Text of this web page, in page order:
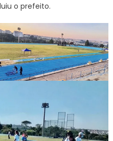
o prefeito.